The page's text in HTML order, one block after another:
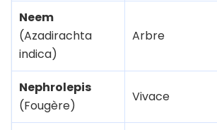
Neem
(Azadirachta
indica)
Arbre
Nephrolepis
(Fougère)
Vivace